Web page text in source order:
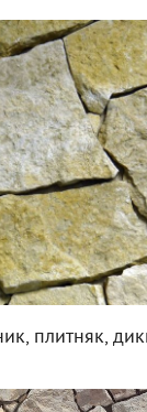
плитняк,